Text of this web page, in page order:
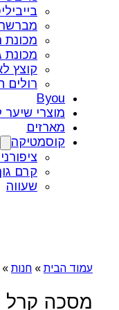
מכונת
מכונת
קוצץ
רולים
Byou
מוצרי
מארזים
קוסמטיקה
קרם
שעווה
עמוד הבית » חנות »
מסכה קרל